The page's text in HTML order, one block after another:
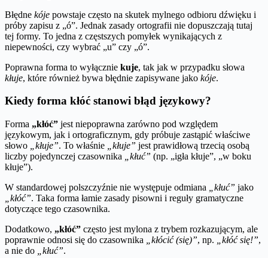
Błędne kóje powstaje często na skutek mylnego odbioru dźwięku i
próby zapisu z „ó”. Jednak zasady ortografii nie dopuszczają tutaj
tej formy. To jedna z częstszych pomyłek wynikających z
niepewności, czy wybrać „u” czy „ó”.
Poprawna forma to wyłącznie kuje, tak jak w przypadku słowa
kłuje, które również bywa błędnie zapisywane jako kóje.
Kiedy forma kłóć stanowi błąd językowy?
Forma „kłóć” jest niepoprawna zarówno pod względem
językowym, jak i ortograficznym, gdy próbuje zastąpić właściwe
słowo
„kłuje”. To właśnie „kłuje” jest prawidłową trzecią osobą
liczby pojedynczej czasownika
„kłuć” (np. „igła kłuje”, „w boku
kłuje”).
W standardowej polszczyźnie nie występuje odmiana
„kłuć” jako
„kłóć”. Taka forma łamie zasady pisowni i reguły gramatyczne
dotyczące tego czasownika.
Dodatkowo, „kłóć” często jest mylona z trybem rozkazującym, ale
poprawnie odnosi się do czasownika
„kłócić (się)”, np. „kłóć się!”,
a nie do
„kłuć”.